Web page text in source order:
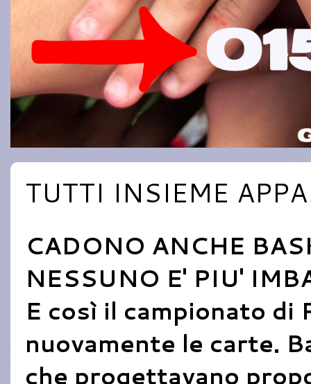
TUTTI INSIEME
CADONO ANCHE
NESSUNO E' PIU'
E così il campionato di
nuovamente le carte.
che progettavano